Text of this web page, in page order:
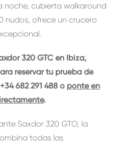
cubierta walkaround
nudos, ofrece un crucero
320 GTC en Ibiza,
reservar tu prueba de
682 291 488 o ponte en
.
Saxdor 320 GTO, la
todas las